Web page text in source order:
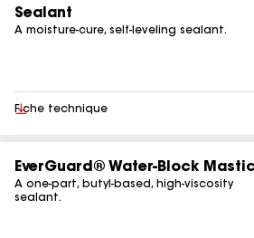
Sealant
A moisture-cure, self-leveling sealant.
Télécharger
Fiche technique
EverGuard® Water-Block
A one-part, butyl-based, high-viscosity
sealant.